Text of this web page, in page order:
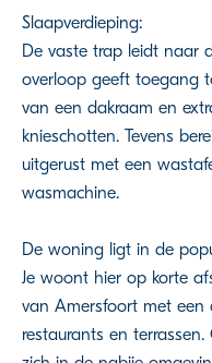
Slaapverdieping:
De vaste trap leidt naar
overloop geeft toegang
van een dakraam en
knieschotten. Tevens
uitgerust met een
wasmachine.
De woning ligt in de
Je woont hier op korte
van Amersfoort met een
restaurants en